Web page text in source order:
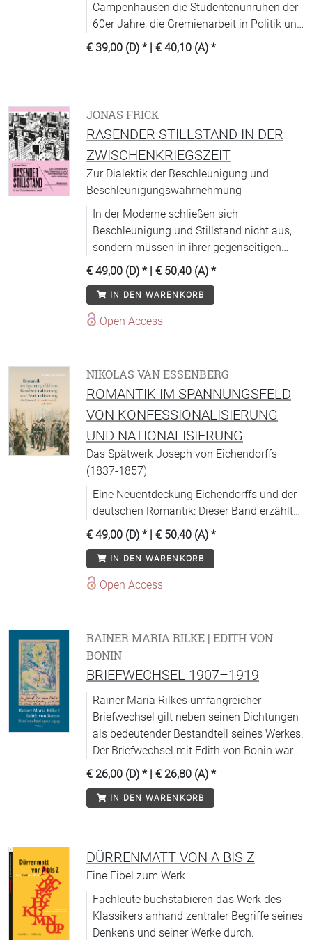
Campenhausen die Studentenunruhen der
60er Jahre, die Gremienarbeit in Politik und
Kirche und die deutsche Wiedervereinigung
detailreich und kritisch nach.
€ 39,00 (D) * | € 40,10 (A) *
JONAS FRICK
RASENDER STILLSTAND IN DER
ZWISCHENKRIEGSZEIT
Zur Dialektik der Beschleunigung und
Beschleunigungswahrnehmung
In der Moderne schließen sich
Beschleunigung und Stillstand nicht aus,
sondern müssen in ihrer gegenseitigen
Komplementarität gedacht werden.
€ 49,00 (D) * | € 50,40 (A) *
IN DEN WARENKORB
Open Access
NIKOLAS VAN ESSENBERG
ROMANTIK IM SPANNUNGSFELD
VON KONFESSIONALISIERUNG
UND NATIONALISIERUNG
Das Spätwerk Joseph von Eichendorffs
(1837-1857)
Eine Neuentdeckung Eichendorffs und der
deutschen Romantik: Dieser Band erzählt
die vergessene Geschichte eines Dichters
und seiner Zeit auf der Suche nach der
Nation.
€ 49,00 (D) * | € 50,40 (A) *
IN DEN WARENKORB
Open Access
RAINER MARIA RILKE | EDITH VON
BONIN
BRIEFWECHSEL 1907–1919
Rainer Maria Rilkes umfangreicher
Briefwechsel gilt neben seinen Dichtungen
als bedeutender Bestandteil seines Werkes.
Der Briefwechsel mit Edith von Bonin war
bisher weitgehend unbekannt.
€ 26,00 (D) * | € 26,80 (A) *
IN DEN WARENKORB
DÜRRENMATT VON A BIS Z
Eine Fibel zum Werk
Fachleute buchstabieren das Werk des
Klassikers anhand zentraler Begriffe seines
Denkens und seiner Werke durch.